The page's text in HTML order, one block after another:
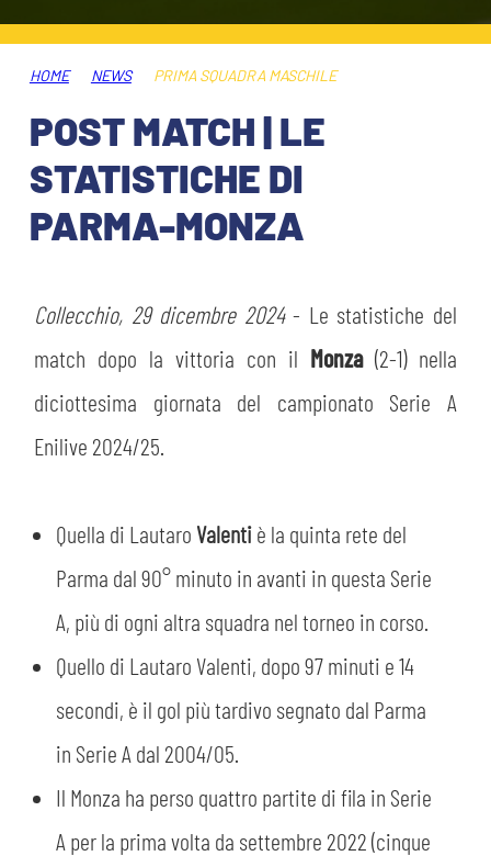
MUSEUM CLUB EXPERIENCE
BIGLIETTI
ABBONAMENTI
INFO BIGLIETTI
TARDINI CARD
TRASFERTE
TICKET GIFT CARD
SHOP
ESPORTS
ORGANIGRAMMA
MUTTI TRAINING CENTER
MUSEO
LAVORA CON NOI
INFORMATIVA FINANZIARIA
STADIO TARDINI
CSR
ACADEMY
LEGENDS
PARTNER
HOME NEWS PRIMA SQUADRA MASCHILE
POST MATCH | LE
STATISTICHE DI
PARMA-MONZA
Collecchio, 29 dicembre 2024- Le statistiche del
match dopo la vittoria con il Monza (2-1) nella
diciottesima giornata del campionato Serie A
Enilive 2024/25.
Quella di Lautaro Valentiè la quinta rete del
Parma dal 90° minuto in avanti in questa Serie
A, più di ogni altra squadra nel torneo in corso.
Quello di Lautaro Valenti, dopo 97 minuti e 14
secondi, è il gol più tardivo segnato dal Parma
in Serie A dal 2004/05.
Il Monza ha perso quattro partite di fila in Serie
A per la prima volta da settembre 2022 (cinque